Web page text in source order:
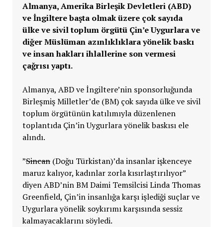
Almanya, Amerika Birleşik Devletleri (ABD)
ve İngiltere başta olmak üzere çok sayıda
ülke ve sivil toplum örgütü Çin’e Uygurlara ve
diğer Müslüman azınlıklıklara yönelik baskı
ve insan hakları ihlallerine son vermesi
çağrısı yaptı.
Almanya, ABD ve İngiltere’nin sponsorluğunda
Birleşmiş Milletler’de (BM) çok sayıda ülke ve sivil
toplum örgütünün katılımıyla düzenlenen
toplantıda Çin’in Uygurlara yönelik baskısı ele
alındı.
”Sincan(Doğu Türkistan)’da insanlar işkenceye
maruz kalıyor, kadınlar zorla kısırlaştırılıyor”
diyen ABD’nin BM Daimi Temsilcisi Linda Thomas
Greenfield, Çin’in insanlığa karşı işlediği suçlar ve
Uygurlara yönelik soykırımı karşısında sessiz
kalmayacaklarını söyledi.